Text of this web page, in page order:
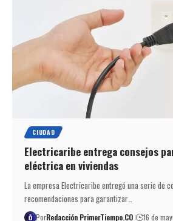
CIUDAD
Electricaribe entrega consejos
eléctrica en viviendas
La empresa Electricaribe entregó una serie de
recomendaciones para garantizar…
PorRedacción PrimerTiempo.CO 16 de